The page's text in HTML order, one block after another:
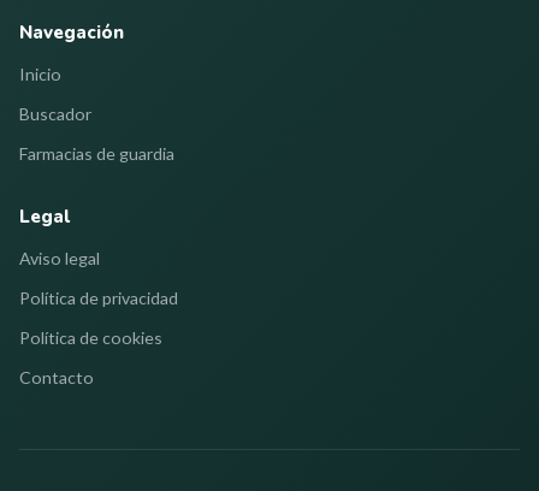
Navegación
Inicio
Buscador
Farmacias de guardia
Legal
Aviso legal
Política de privacidad
Política de cookies
Contacto